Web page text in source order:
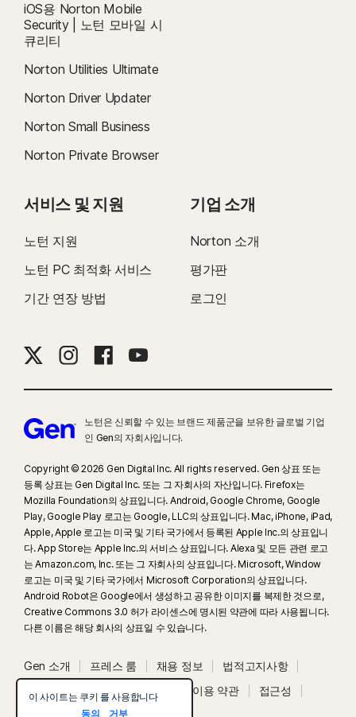
iOS용 Norton Mobile
Security | 노턴 모바일 시
큐리티
Norton Utilities Ultimate
Norton Driver Updater
Norton Small Business
Norton Private Browser
서비스 및 지원
노턴 지원
노턴 PC 최적화 서비스
기간 연장 방법
기업 소개
Norton 소개
평가판
로그인
노턴은 신뢰할 수 있는 브랜드 제품군을 보유한 글로벌 기업
인 Gen의 자회사입니다.
Copyright © 2026 Gen Digital Inc. All rights reserved. Gen 상표 또는
등록 상표는 Gen Digital Inc. 또는 그 자회사의 자산입니다. Firefox는
Mozilla Foundation의 상표입니다. Android, Google Chrome, Google
Play, Google Play 로고는 Google, LLC의 상표입니다. Mac, iPhone, iPad,
Apple, Apple 로고는 미국 및 기타 국가에서 등록된 Apple Inc.의 상표입니
다. App Store는 Apple Inc.의 서비스 상표입니다. Alexa 및 모든 관련 로고
는 Amazon.com, Inc. 또는 그 자회사의 상표입니다. Microsoft, Window
로고는 미국 및 기타 국가에서 Microsoft Corporation의 상표입니다.
Android Robot은 Google에서 생성하고 공유한 이미지를 복제한 것으로,
Creative Commons 3.0 허가 라이센스에 명시된 약관에 따라 사용됩니다.
다른 이름은 해당 회사의 상표일 수 있습니다.
Gen 소개 프레스 룸 채용 정보
법적고지사항
개인정보처리방침
Security 이용 약관
접근성
이 사이트는 쿠키 를 사용합니다
동의
거부